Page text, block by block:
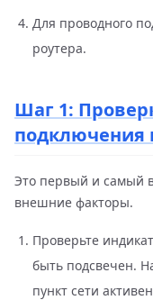
Для проводного
роутера.
Шаг 1:
подключения
Это первый и самый
внешние факторы.
Проверьте
быть подсвечен.
пункт сети